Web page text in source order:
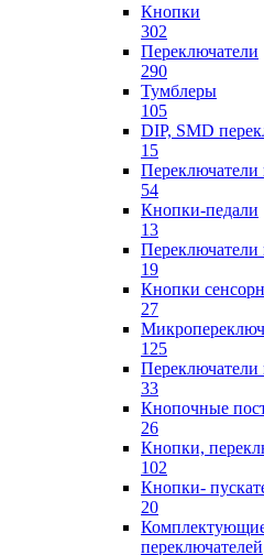
Кнопки
302
Переключатели
290
Тумблеры
105
DIP, SMD
15
Переключатели
54
Кнопки-педали
13
Переключатели
19
Кнопки
27
125
Переключатели
33
Кнопочные
26
Кнопки,
102
Кнопки-
20
переключателей